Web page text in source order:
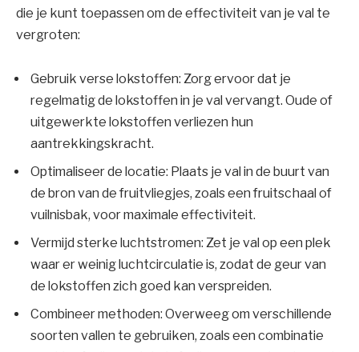
die je kunt toepassen om de effectiviteit van je val te
vergroten:
Gebruik verse lokstoffen: Zorg ervoor dat je
regelmatig de lokstoffen in je val vervangt. Oude of
uitgewerkte lokstoffen verliezen hun
aantrekkingskracht.
Optimaliseer de locatie: Plaats je val in de buurt van
de bron van de fruitvliegjes, zoals een fruitschaal of
vuilnisbak, voor maximale effectiviteit.
Vermijd sterke luchtstromen: Zet je val op een plek
waar er weinig luchtcirculatie is, zodat de geur van
de lokstoffen zich goed kan verspreiden.
Combineer methoden: Overweeg om verschillende
soorten vallen te gebruiken, zoals een combinatie